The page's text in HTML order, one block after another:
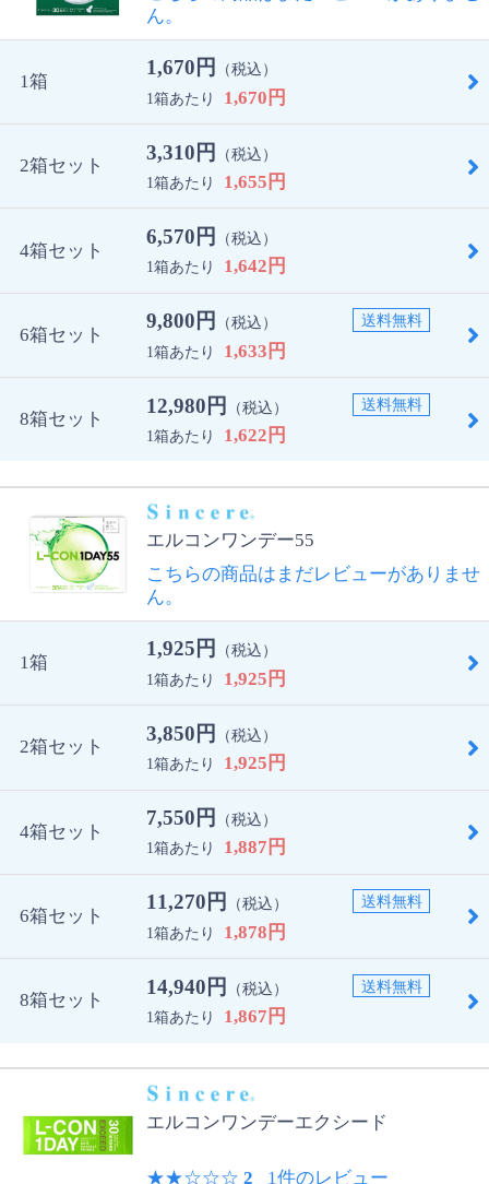
ん。
1箱
1,670円
（税込）
1箱あたり
1,670円
2箱セット
3,310円
（税込）
1箱あたり
1,655円
4箱セット
6,570円
（税込）
1箱あたり
1,642円
6箱セット
9,800円
（税込）
1箱あたり
1,633円
送料無料
8箱セット
12,980円
（税込）
1箱あたり
1,622円
送料無料
エルコンワンデー55
こちらの商品はまだレビューがありませ
ん。
1箱
1,925円
（税込）
1箱あたり
1,925円
2箱セット
3,850円
（税込）
1箱あたり
1,925円
4箱セット
7,550円
（税込）
1箱あたり
1,887円
6箱セット
11,270円
（税込）
1箱あたり
1,878円
送料無料
8箱セット
14,940円
（税込）
1箱あたり
1,867円
送料無料
エルコンワンデーエクシード
★★☆☆☆ 2 1件のレビュー